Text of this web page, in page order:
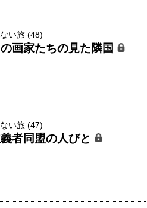
い旅 (48)
の画家たちの見た隣国
い旅 (47)
者同盟の人びと